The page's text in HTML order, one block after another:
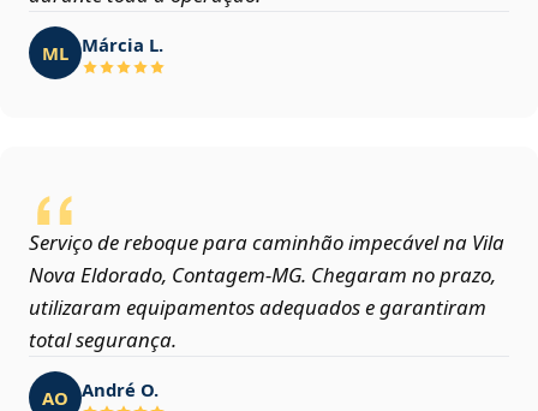
ML Márcia L.
Serviço de reboque para caminhão impecável na Vila
Nova Eldorado, Contagem‑MG. Chegaram no prazo,
utilizaram equipamentos adequados e garantiram
total segurança.
AO André O.